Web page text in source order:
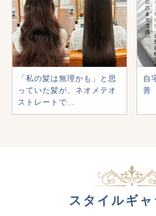
「私の髪は無理かも」と思
っていた髪が、ネオメテオ
ストレートで...
自
善
スタイルギャ